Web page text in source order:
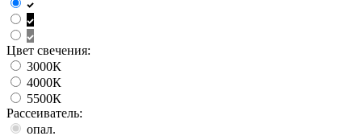
Цвет свечения:
3000К
4000К
5500К
Рассеиватель:
опал.